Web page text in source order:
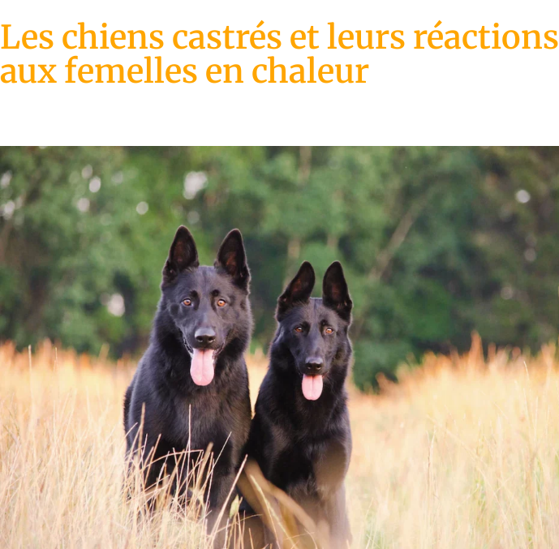
Les chiens castrés et leurs réactions
aux femelles en chaleur